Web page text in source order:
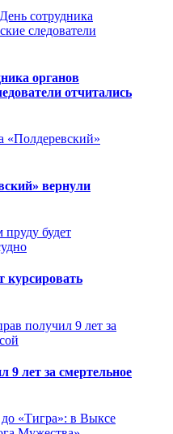
органов
отчитались
вернули
курсировать
9 лет за смертельное